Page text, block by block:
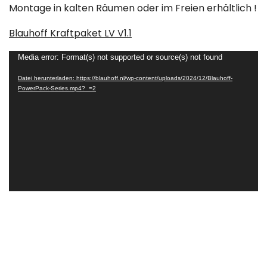
Montage in kalten Räumen oder im Freien erhältlich !
Blauhoff Kraftpaket LV V1.1
Video-
Player
Media error: Format(s) not supported or source(s) not found
Datei herunterladen: https://blauhoff.nl/wp-content/uploads/2024/12/Blauhoff-
PowerPack-Series.mp4?_=2